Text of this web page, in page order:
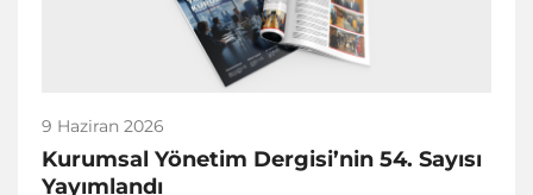
9 Haziran 2026
Kurumsal Yönetim Dergisi’nin 54. Sayısı
Yayımlandı